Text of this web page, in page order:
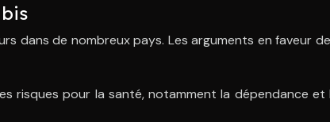
dans de nombreux pays. Les arguments en faveur
risques pour la santé, notamment la dépendance